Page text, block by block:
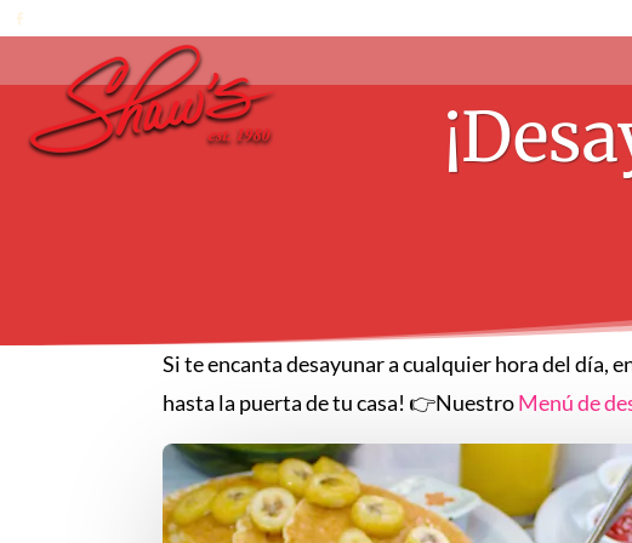
Si te encanta desayunar a cualquier hora del día,
hasta la puerta de tu casa! 👉NuestroMenú de